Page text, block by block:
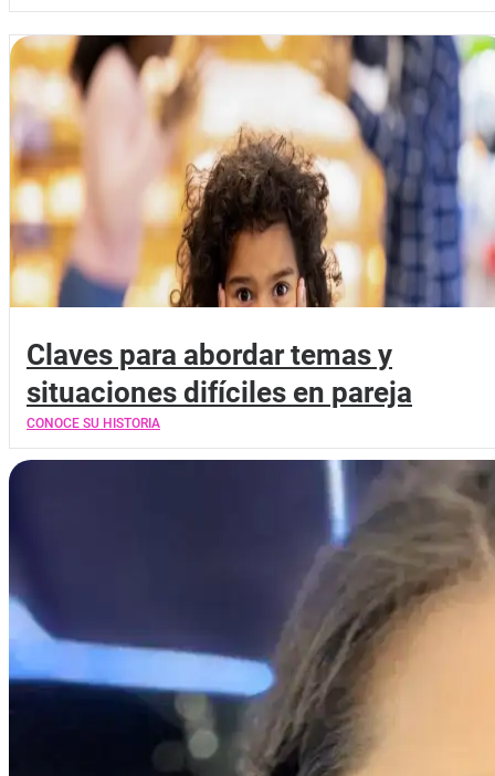
Claves para abordar temas y
situaciones difíciles en pareja
CONOCE SU HISTORIA